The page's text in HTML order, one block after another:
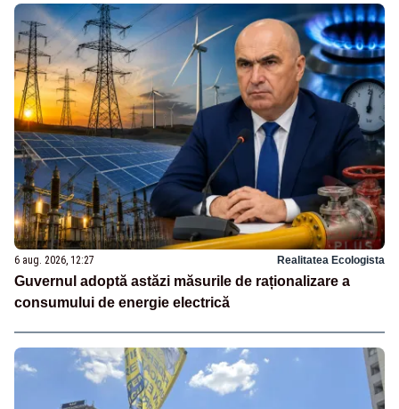
6 aug. 2026, 12:27 Realitatea Ecologista
Guvernul adoptă astăzi măsurile de raționalizare a
consumului de energie electrică